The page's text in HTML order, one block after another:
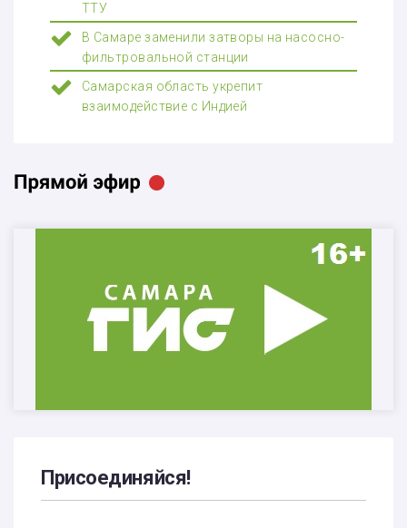
ТТУ
В Самаре заменили затворы на насосно-
фильтровальной станции
Самарская область укрепит
взаимодействие с Индией
Присоединяйся!